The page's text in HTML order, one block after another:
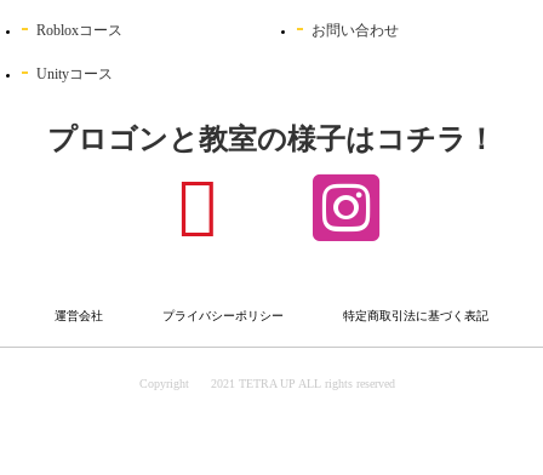
Robloxコース
Unityコース
お問い合わせ
プロゴンと教室の様子はコチラ！
運営会社 プライバシーポリシー 特定商取引法に基づく表記
Copyright 2021 TETRA UP ALL rights reserved